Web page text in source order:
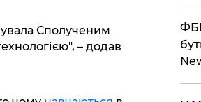
Сполученим
– додав